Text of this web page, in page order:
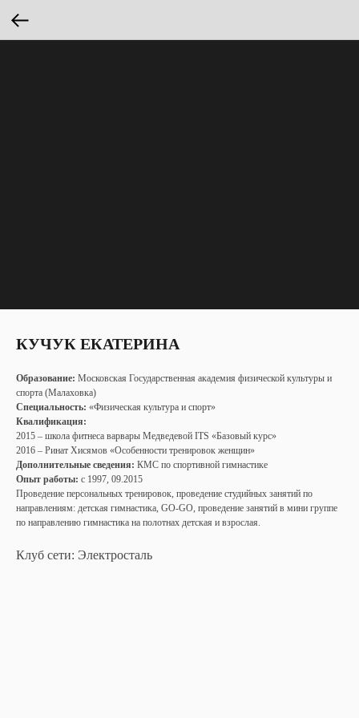
КУЧУК ЕКАТЕРИНА
Образование: Московская Государственная академия физической культуры и
спорта (Малаховка)
Специальность: «Физическая культура и спорт»
Квалификация:
2015 – школа фитнеса варвары Медведевой ITS «Базовый курс»
2016 – Ринат Хисямов «Особенности тренировок женщин»
Дополнительные сведения: КМС по спортивной гимнастике
Опыт работы: с 1997, 09.2015
Проведение персональных тренировок, проведение студийных занятий по
направлениям: детская гимнастика, GO-GO, проведение занятий в мини группе
по направлению гимнастика на полотнах детская и взрослая.
Клуб сети: Электросталь